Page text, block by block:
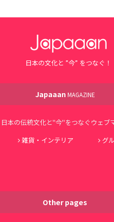
日本の文化と ”今” をつなぐ！
Japaaan MAGAZINE
日本の伝統文化と"今"をつなぐウェブ
雑貨・インテリア グ
Other pages